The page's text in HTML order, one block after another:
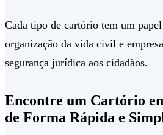
Cada tipo de cartório tem um
organização da vida civil e
segurança jurídica aos cidadãos.
Encontre um Cartório
de Forma Rápida e